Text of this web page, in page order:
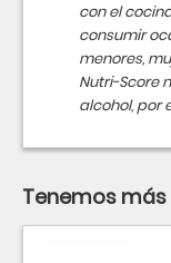
con el
consumir
menores,
Nutri-Score
alcohol, por
Tenemos